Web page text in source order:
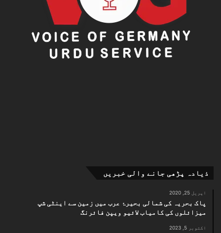
تشویش
ماہرینِ موسمیات اور ماحولیاتی تجزیہ کاروں کا کہنا
ہے کہ مشرق وسطیٰ میں بڑھتے ہوئے درجہ حرارت اور
موسمیاتی تبدیلی کے اثرات مستقبل میں حج جیسے بڑے
ذیادہ پڑھی جانے والی خبریں
اپریل 25, 2020
پاک بحریہ کی شمالی بحیرۂ عرب میں زمین سے اینٹی شپ
میزائلوں کی کامیاب لائیو ویپن فائرنگ
اکتوبر 5, 2023